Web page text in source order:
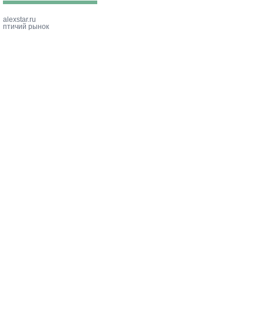
alexstar.ru
птичий рынок